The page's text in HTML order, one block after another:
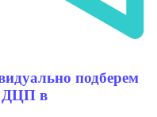
подберем
ДЦП в